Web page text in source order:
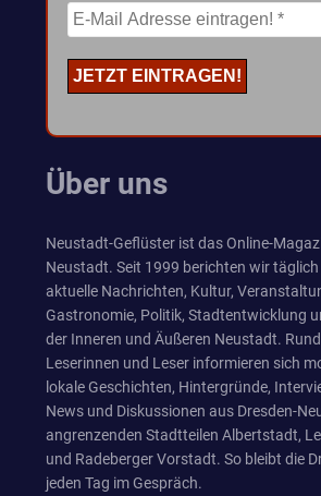
Über uns
Neustadt-Geflüster ist das Online-
Neustadt. Seit 1999 berichten wir
aktuelle Nachrichten, Kultur,
Gastronomie, Politik, Stadtentwicklung
der Inneren und Äußeren Neustadt.
Leserinnen und Leser informieren sich
lokale Geschichten, Hintergründe,
News und Diskussionen aus Dresden-
angrenzenden Stadtteilen Albertstadt,
und Radeberger Vorstadt. So bleibt die
jeden Tag im Gespräch.